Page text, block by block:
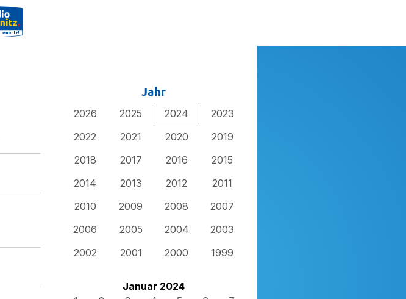
Jahr
2026 2025 2024
2023
2022
2021 2020
2019
2018
2017 2016
2015
2014
2013 2012
2011
2010
2009 2008
2007
2006
2005 2004
2003
2002
2001 2000 1999
Januar 2024